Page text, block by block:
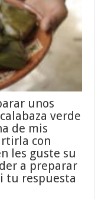
unos
verde
de mis
con
les guste su
a preparar
tu respuesta